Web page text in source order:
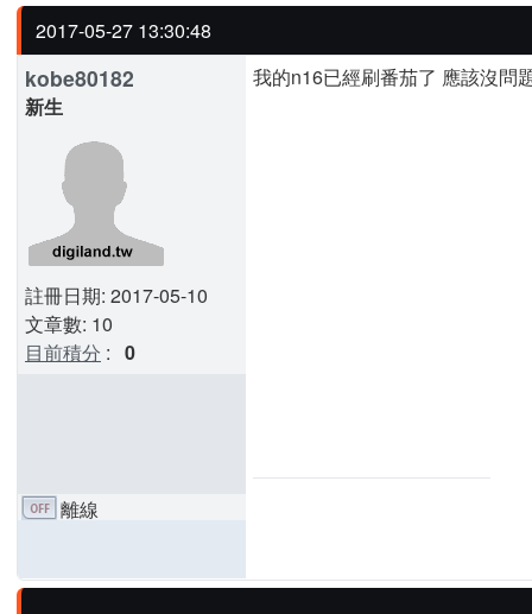
2017-05-27 13:30:48
kobe80182
新生
註冊日期: 2017-05-10
文章數: 10
目前積分 : 0
我的n16已經刷番茄了 應該沒問
離線